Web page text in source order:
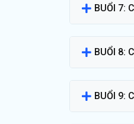
BUỔI 7:
BUỔI 8:
BUỔI 9: